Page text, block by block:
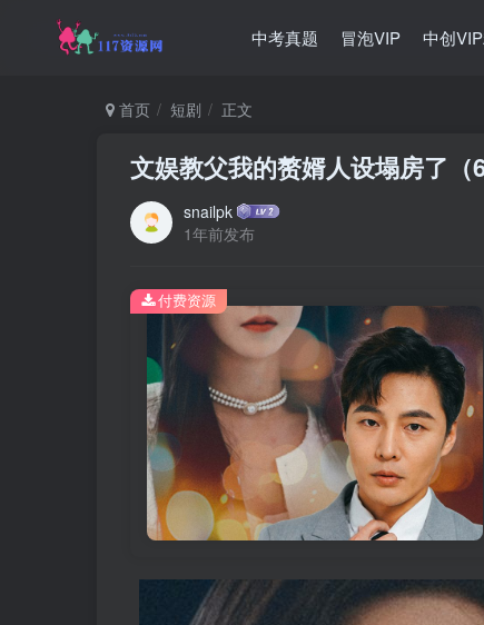
中考真题 冒泡VIP 中创
首页 短剧 正文
文娱教父我的赘婿人设塌房了（
snailpk
1年前发布
付费资源